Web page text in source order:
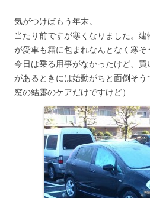
気がつけばもう年末。
当たり前ですが寒くなりました。
が愛車も霜に包まれなんとなく寒そ
今日は乗る用事がなかったけど、
があるときには始動がちと面倒そ
窓の結露のケアだけですけど）